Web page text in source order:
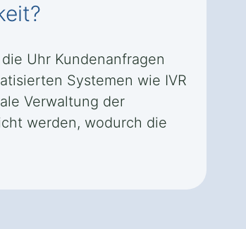
Uhr Kundenanfragen
Systemen wie IVR
Verwaltung der
werden, wodurch die